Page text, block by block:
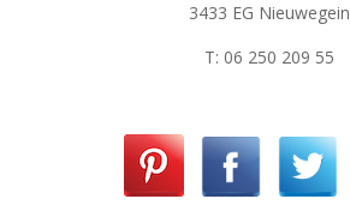
3433 EG Nieuwegein
T: 06 250 209 55